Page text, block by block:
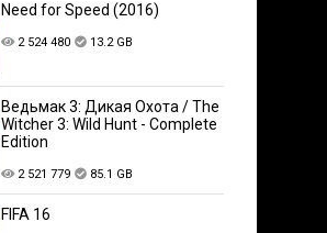
Need for Speed (2016)
2 524 480 13.2 GB
Ведьмак 3: Дикая Охота / The
Witcher 3: Wild Hunt - Complete
Edition
2 521 779 85.1 GB
FIFA 16